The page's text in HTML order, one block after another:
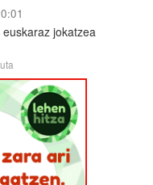
jokatzea